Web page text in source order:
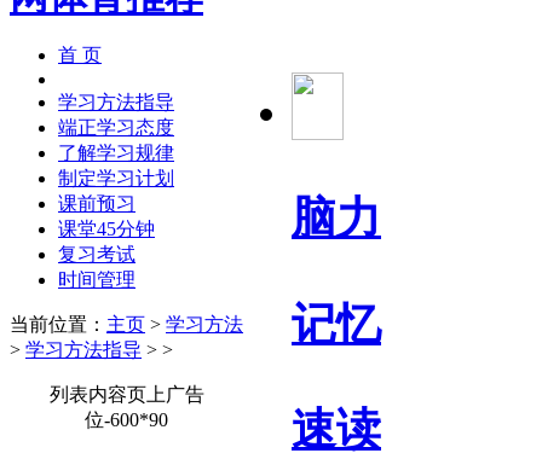
脑力
记忆
速读
首 页
学习方法指导
端正学习态度
了解学习规律
制定学习计划
课前预习
课堂45分钟
复习考试
时间管理
当前位置： 主页 > 学习方法
> 学习方法指导 > >
列表内容页上广告
位-600*90